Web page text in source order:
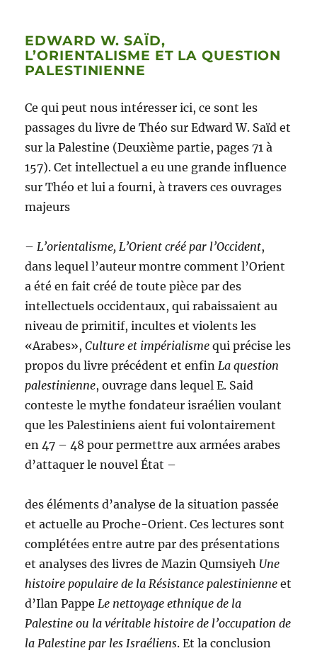
EDWARD W. SAÏD,
L’ORIENTALISME ET LA QUESTION
PALESTINIENNE
Ce qui peut nous intéresser ici, ce sont les
passages du livre de Théo sur Edward W. Saïd et
sur la Palestine (Deuxième partie, pages 71 à
157). Cet intellectuel a eu une grande influence
sur Théo et lui a fourni, à travers ces ouvrages
majeurs
– L’orientalisme, L’Orient créé par l’Occident,
dans lequel l’auteur montre comment l’Orient
a été en fait créé de toute pièce par des
intellectuels occidentaux, qui rabaissaient au
niveau de primitif, incultes et violents les
«Arabes»,Culture et impérialisme qui précise les
propos du livre précédent et enfin La question
palestinienne, ouvrage dans lequel E. Said
conteste le mythe fondateur israélien voulant
que les Palestiniens aient fui volontairement
en 47 – 48 pour permettre aux armées arabes
d’attaquer le nouvel État –
des éléments d’analyse de la situation passée
et actuelle au Proche-Orient. Ces lectures sont
complétées entre autre par des présentations
et analyses des livres de Mazin Qumsiyeh Une
histoire populaire de la Résistance palestinienne et
d’Ilan Pappe Le nettoyage ethnique de la
Palestine ou la véritable histoire de l’occupation de
la Palestine par les Israéliens. Et la conclusion